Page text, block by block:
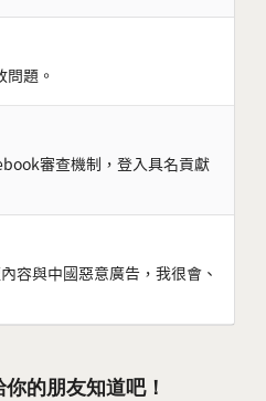
題。
審查機制，登入具名貢獻
容與中國惡意廣告，我很會、
的朋友知道吧！